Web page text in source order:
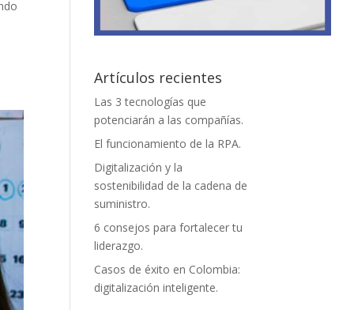
Artículos recientes
Las 3 tecnologías que
potenciarán a las compañías.
El funcionamiento de la RPA.
Digitalización y la
sostenibilidad de la cadena de
suministro.
6 consejos para fortalecer tu
liderazgo.
Casos de éxito en Colombia:
digitalización inteligente.